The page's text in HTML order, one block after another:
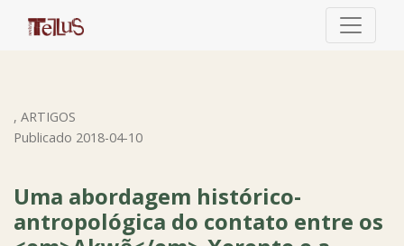
Uma abordagem histórico-antropológica do contato
, ARTIGOS
Uma abordagem histórico-
antropológica do contato entre os
Publicado 2018-04-10